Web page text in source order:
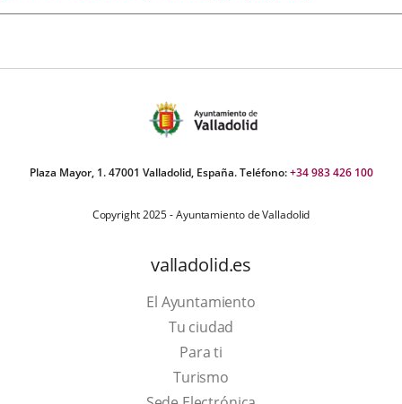
Plaza Mayor, 1. 47001 Valladolid, España. Teléfono:+34 983 426 100
Copyright 2025 - Ayuntamiento de Valladolid
valladolid.es
El Ayuntamiento
Tu ciudad
Para ti
TurismoThis